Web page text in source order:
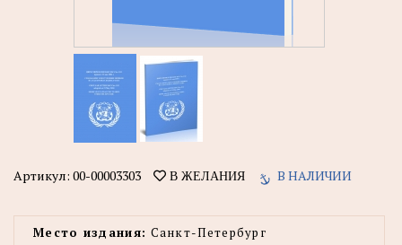
Артикул: 00-00003303 В ЖЕЛАНИЯ В НАЛИЧИИ
Место издания: Санкт-Петербург